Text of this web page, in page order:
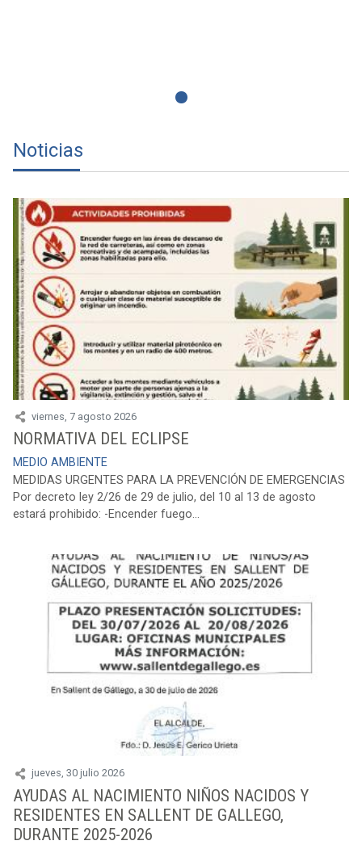
Noticias
viernes, 7 agosto 2026
NORMATIVA DEL ECLIPSE
MEDIO AMBIENTE
MEDIDAS URGENTES PARA LA PREVENCIÓN DE EMERGENCIAS
Por decreto ley 2/26 de 29 de julio, del 10 al 13 de agosto
estará prohibido: -Encender fuego...
jueves, 30 julio 2026
AYUDAS AL NACIMIENTO NIÑOS NACIDOS Y
RESIDENTES EN SALLENT DE GALLEGO,
DURANTE 2025-2026